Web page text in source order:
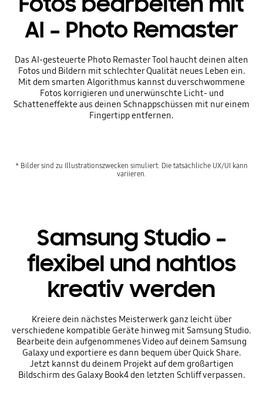
AI – Photo Remaster
Das AI-gesteuerte Photo Remaster Tool haucht deinen alten
Fotos und Bildern mit schlechter Qualität neues Leben ein.
Mit dem smarten Algorithmus kannst du verschwommene
Fotos korrigieren und unerwünschte Licht- und
Schatteneffekte aus deinen Schnappschüssen mit nur einem
Fingertipp entfernen.
* Bilder sind zu Illustrationszwecken simuliert. Die tatsächliche UX/UI kann
variieren.
Samsung Studio –
flexibel und nahtlos
kreativ werden
Kreiere dein nächstes Meisterwerk ganz leicht über
verschiedene kompatible Geräte hinweg mit Samsung Studio.
Bearbeite dein aufgenommenes Video auf deinem Samsung
Galaxy und exportiere es dann bequem über Quick Share.
Jetzt kannst du deinem Projekt auf dem großartigen
Bildschirm des Galaxy Book4 den letzten Schliff verpassen.